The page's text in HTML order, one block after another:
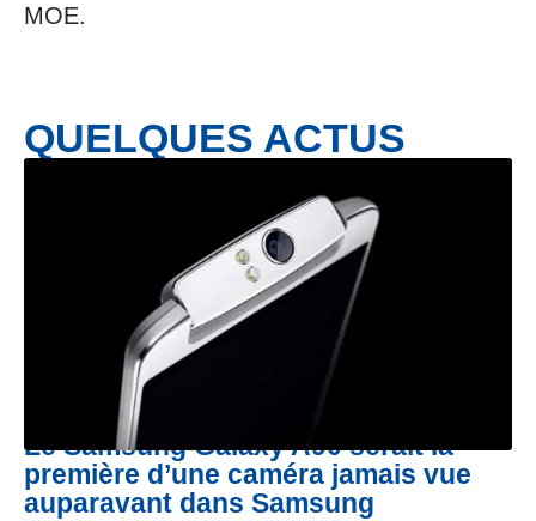
MOE.
QUELQUES ACTUS
Le Samsung Galaxy A90 serait la
première d’une caméra jamais vue
auparavant dans Samsung